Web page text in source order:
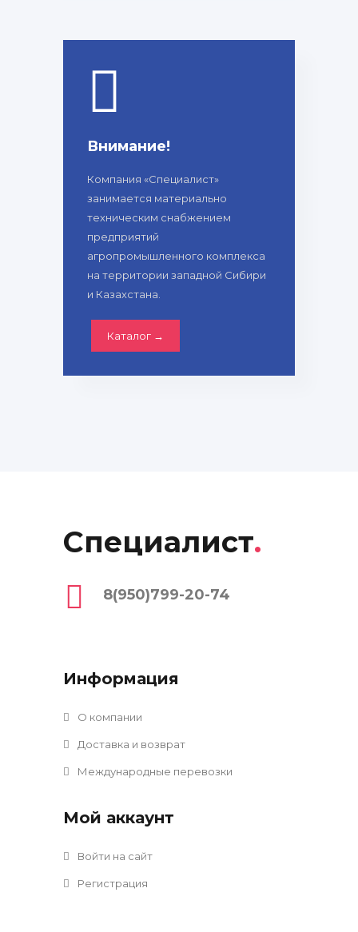
Внимание!
Компания «Специалист»
занимается материально
техническим снабжением
предприятий
агропромышленного комплекса
на территории западной Сибири
и Казахстана.
Каталог →
Специалист.
8(950)799-20-74
Информация
О компании
Доставка и возврат
Международные перевозки
Мой аккаунт
Войти на сайт
Регистрация